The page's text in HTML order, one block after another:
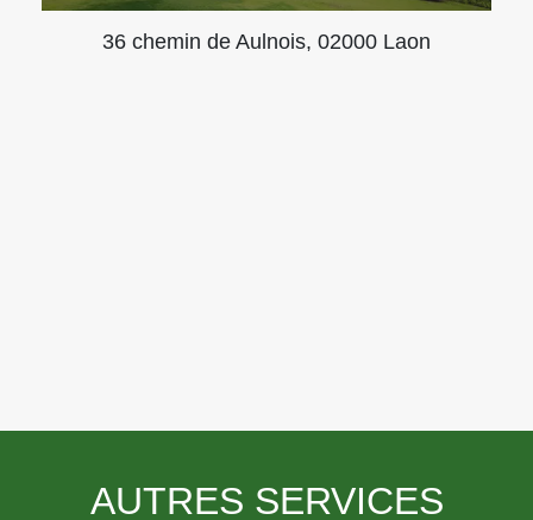
36 chemin de Aulnois, 02000 Laon
AUTRES SERVICES